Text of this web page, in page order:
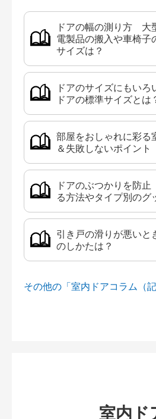
ドアの幅の測り方 大
電製品の搬入や車椅子
サイズは？
ドアのサイズにもいろ
ドアの標準サイズとは
部屋をおしゃれに彩る
＆失敗しないポイント
ドアのぶつかりを防
る方法やタイプ別のグ
引き戸の滑りが悪いと
のしかたは？
その他の「室内ドアコラム（
室内ド